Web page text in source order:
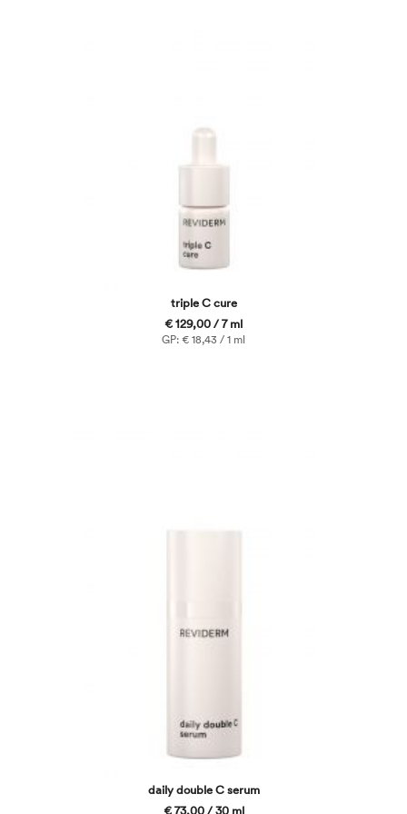
triple C cure
€ 129,00 / 7 ml
GP: € 18,43 / 1 ml
daily double C serum
€ 73,00 / 30 ml